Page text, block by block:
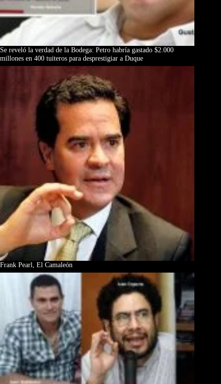
Se reveló la verdad de la Bodega: Petro habría gastado $2.000
millones en 400 tuiteros para desprestigiar a Duque
Frank Pearl, El Camaleón